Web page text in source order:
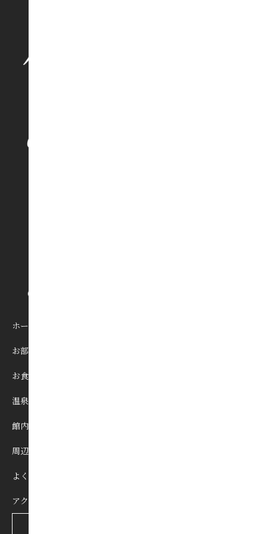
ホーム
お部屋
お食事
温泉
館内施設
周辺観光
よくあるご質問
アクセス